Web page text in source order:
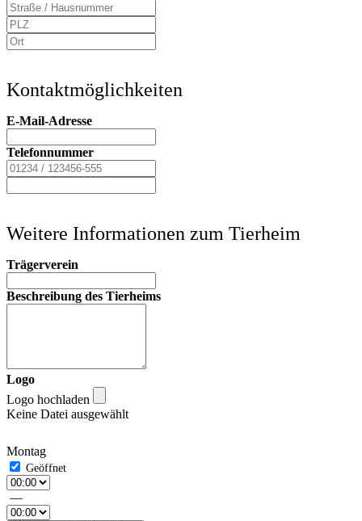
Kontaktmöglichkeiten
E-Mail-Adresse
Telefonnummer
Weitere Informationen zum Tierheim
Trägerverein
Beschreibung des Tierheims
Logo
Logo hochladen
Keine Datei ausgewählt
Montag
—